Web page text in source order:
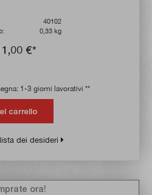
40102
0,33 kg
€*
1-3 giorni lavorativi **
carrello
dei desideri
ora!